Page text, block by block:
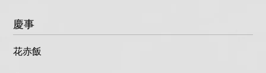
慶事
花赤飯